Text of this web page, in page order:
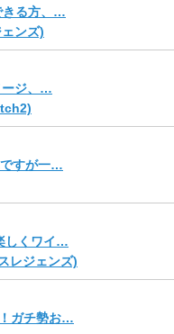
きる方、…
ンズ)
ージ、…
すが一…
しくワイ…
レジェンズ)
ガチ勢お…